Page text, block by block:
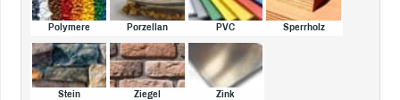
Polymere Porzellan PVC Sperrholz
Stein Ziegel Zink